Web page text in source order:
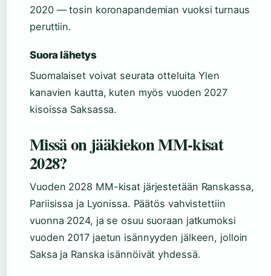
2020 — tosin koronapandemian vuoksi turnaus
peruttiin.
Suora lähetys
Suomalaiset voivat seurata otteluita Ylen
kanavien kautta, kuten myös vuoden 2027
kisoissa Saksassa.
Missä on jääkiekon MM-kisat
2028?
Vuoden 2028 MM-kisat järjestetään Ranskassa,
Pariisissa ja Lyonissa. Päätös vahvistettiin
vuonna 2024, ja se osuu suoraan jatkumoksi
vuoden 2017 jaetun isännyyden jälkeen, jolloin
Saksa ja Ranska isännöivät yhdessä.